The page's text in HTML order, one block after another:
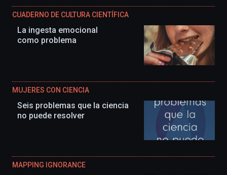
CUADERNO DE CULTURA CIENTÍFICA
La ingesta emocional
como problema
MUJERES CON CIENCIA
Seis problemas que la ciencia
no puede resolver
MAPPING IGNORANCE